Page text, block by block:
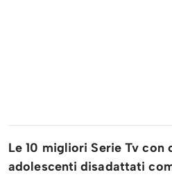
Le 10 migliori Serie Tv con
adolescenti disadattati